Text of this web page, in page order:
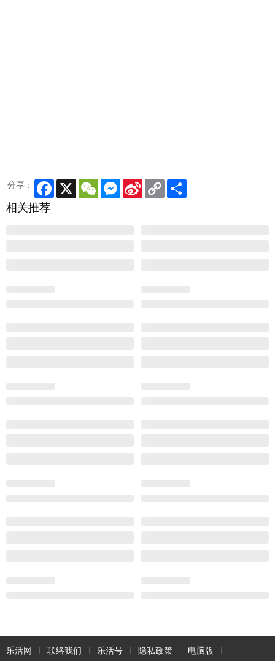
分享： Facebook
X WeChatMessenger
Sina
Weibo
Copy
Link
相关推荐
乐活网 联络我们 乐活号 隐私政策 电脑版